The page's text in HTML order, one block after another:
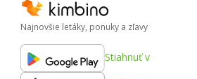
Najnovšie letáky, ponuky a zľavy
Stiahnuť v